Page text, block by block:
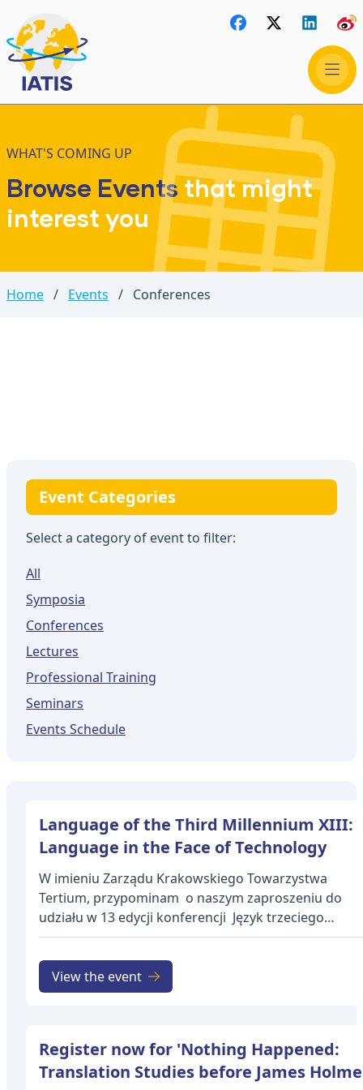
WHAT'S COMING UP
Browse Events that might
interest you
Home / Events / Conferences
Event Categories
Select a category of event to filter:
All
Symposia
Conferences
Lectures
Professional Training
Seminars
Events Schedule
Language of the Third Millennium XIII:
Language in the Face of Technology
W imieniu Zarządu Krakowskiego Towarzystwa
Tertium, przypominam o naszym zaproszeniu do
udziału w 13 edycji konferencji Język trzeciego
tysiąclecia XIII tym razem pod hasłem "Język w
technologii". Konferencja odbędzie się w Krakowie
dniach 13-15 marca 2024 r. Trzynasta edycja
konferencji „Język trzeciego tysiąclecia” dąży do
technologii. Różnorodne czynniki postrzegane jako
decydujące w użyciu języka w epoce cyfrowej – od
View the event
Register now for 'Nothing Happened:
Translation Studies before James